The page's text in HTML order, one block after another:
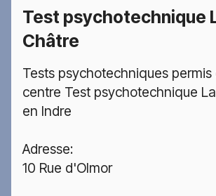
Test psychotechnique
Châtre
Tests psychotechniques permis
centre Test psychotechnique
en Indre
Adresse:
10 Rue d'Olmor